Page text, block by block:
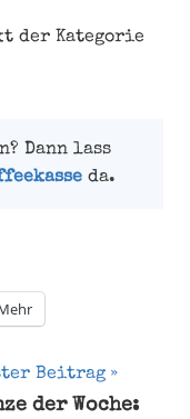
der Kategorie
Dann lass
da.
Beitrag
der Woche: